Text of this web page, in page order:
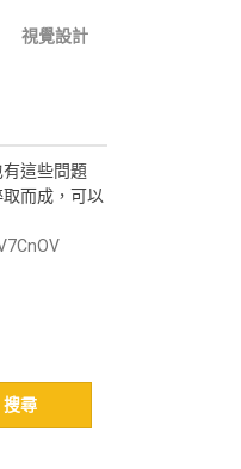
視覺設計
這些問題
而成，可以